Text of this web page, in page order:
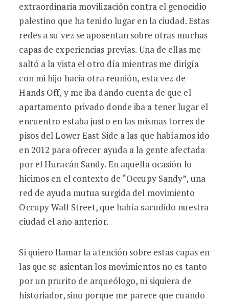
extraordinaria movilización contra el genocidio
palestino que ha tenido lugar en la ciudad. Estas
redes a su vez se aposentan sobre otras muchas
capas de experiencias previas. Una de ellas me
saltó a la vista el otro día mientras me dirigía
con mi hijo hacia otra reunión, esta vez de
Hands Off, y me iba dando cuenta de que el
apartamento privado donde iba a tener lugar el
encuentro estaba justo en las mismas torres de
pisos del Lower East Side a las que habíamos ido
en 2012 para ofrecer ayuda a la gente afectada
por el Huracán Sandy. En aquella ocasión lo
hicimos en el contexto de “Occupy Sandy”, una
red de ayuda mutua surgida del movimiento
Occupy Wall Street, que había sacudido nuestra
ciudad el año anterior.
Si quiero llamar la atención sobre estas capas en
las que se asientan los movimientos no es tanto
por un prurito de arqueólogo, ni siquiera de
historiador, sino porque me parece que cuando